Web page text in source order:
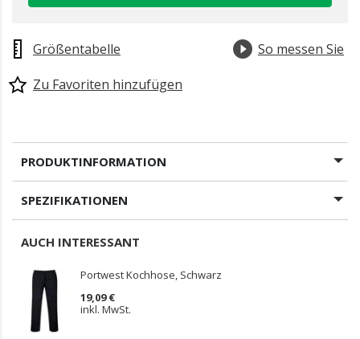
Größentabelle
So messen Sie
Zu Favoriten hinzufügen
PRODUKTINFORMATION
SPEZIFIKATIONEN
AUCH INTERESSANT
Portwest Kochhose, Schwarz
19,09 €
inkl. MwSt.